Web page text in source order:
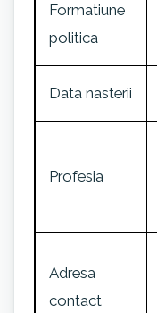
Formatiune
politica
Data nasterii
Profesia
Adresa
contact